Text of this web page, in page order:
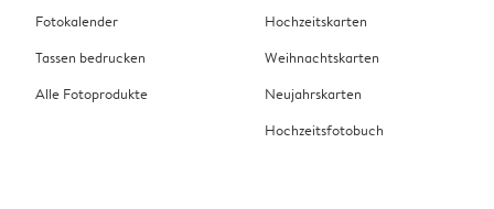
Fotokalender
Tassen bedrucken
Alle Fotoprodukte
Hochzeitskarten
Weihnachtskarten
Neujahrskarten
Hochzeitsfotobuch